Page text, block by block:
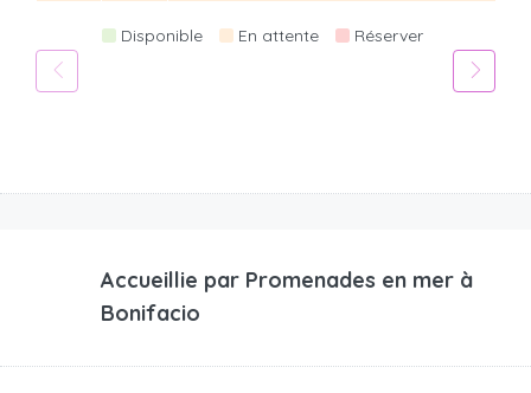
Disponible En attente Réserver
Accueillie par Promenades en mer à
Bonifacio